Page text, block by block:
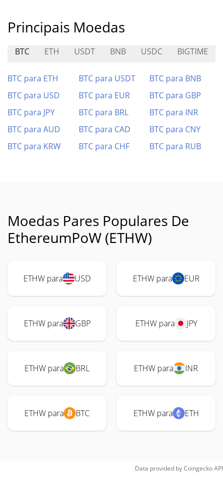
Principais Moedas
BTC ETH USDT BNB USDC BIGTIME
BTC para ETH BTC para USDT
BTC para BNB
BTC para USD
BTC para EUR
BTC para GBP
BTC para JPY
BTC para BRL
BTC para INR
BTC para AUD
BTC para CAD
BTC para CNY
BTC para KRW
BTC para CHF BTC para RUB
Moedas Pares Populares De
EthereumPoW (ETHW)
ETHW para USD ETHW para EUR
ETHW para GBP ETHW para JPY
ETHW para BRL ETHW para INR
ETHW para BTC ETHW para ETH
Data provided byCoingeckoAPI